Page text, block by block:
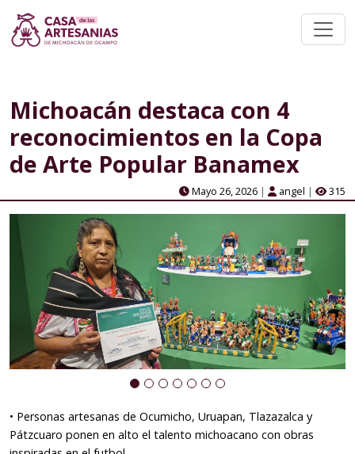
Michoacán destaca con 4
reconocimientos en la Copa
de Arte Popular Banamex
Mayo 26, 2026 | angel | 315
• ⁠Personas artesanas de Ocumicho, Uruapan, Tlazazalca y
Pátzcuaro ponen en alto el talento michoacano con obras